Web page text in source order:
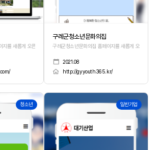
를 새롭게 오픈하였습니다.
구례군청소년문화의집
구례군청소년문화의집 홈페이지를 새롭게 오픈하였습
2021.08
http://gyyouth365.kr/
청소년 일반기업